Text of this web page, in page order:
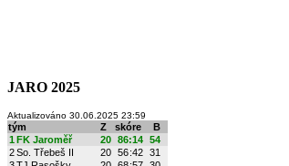
JARO 2025
Aktualizováno 30.06.2025 23:59
tým Z skóre
B
1 FK Jaroměř 20 86:14 54
2So. Třebeš II 20 56:42 31